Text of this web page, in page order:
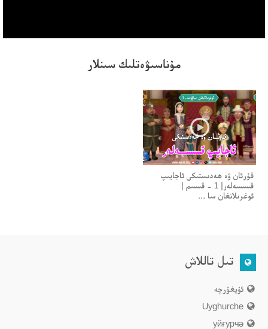
مۇناسىۋەتلىك سىنلار
قۇرئان ۋە ھەدىستىكى ئاجايىپ
قىسسەلەر| 1 - قىسىم |
ئوغرىلانغان سا ...
تىل تاللاش
ئۇيغۇرچە
Uyghurche
уйғурчә